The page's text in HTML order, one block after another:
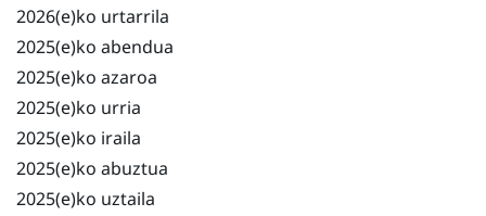
2026(e)ko urtarrila
2025(e)ko abendua
2025(e)ko azaroa
2025(e)ko urria
2025(e)ko iraila
2025(e)ko abuztua
2025(e)ko uztaila